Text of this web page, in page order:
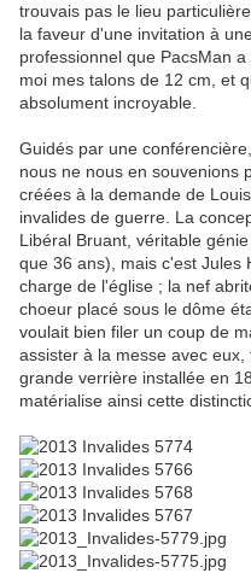
trouvais pas le lieu
la faveur d'une invitation à
professionnel que PacsMan
moi mes talons de 12 cm, et
absolument incroyable.
Guidés par une
nous ne nous en souvenions
créées à la demande de
invalides de guerre. La
Libéral Bruant, véritable
que 36 ans), mais c'est Jules
charge de l'église ; la nef
choeur placé sous le dôme
voulait bien filer un coup de
assister à la messe avec
grande verrière installée en
matérialise ainsi cette